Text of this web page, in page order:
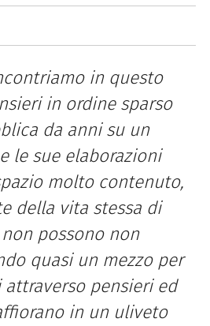
in questo
in ordine sparso
da anni su un
le sue elaborazioni
molto contenuto,
della vita stessa di
possono non
quasi un mezzo per
pensieri ed
in un uliveto